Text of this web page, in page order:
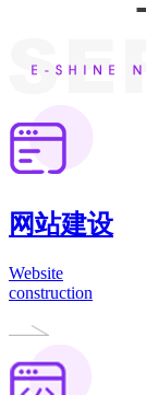
网站建设
Website
construction